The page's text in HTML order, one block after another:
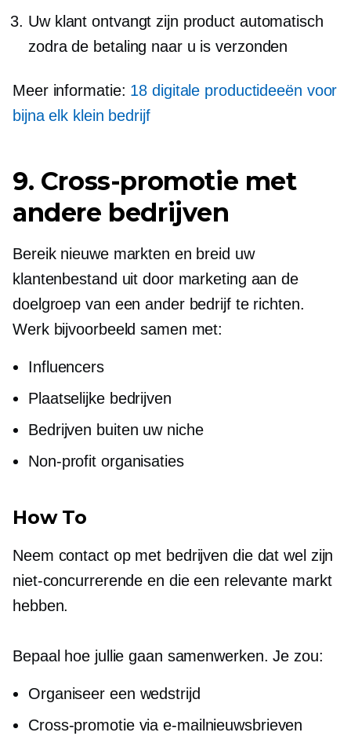
Uw klant ontvangt zijn product automatisch
zodra de betaling naar u is verzonden
Meer informatie: 18 digitale productideeën voor
bijna elk klein bedrijf
9. Cross-promotie met
andere bedrijven
Bereik nieuwe markten en breid uw
klantenbestand uit door marketing aan de
doelgroep van een ander bedrijf te richten.
Werk bijvoorbeeld samen met:
Influencers
Plaatselijke bedrijven
Bedrijven buiten uw niche
Non-profit organisaties
How To
Neem contact op met bedrijven die dat wel zijn
niet-concurrerende en die een relevante markt
hebben.
Bepaal hoe jullie gaan samenwerken. Je zou:
Organiseer een wedstrijd
Cross-promotievia e-mailnieuwsbrieven